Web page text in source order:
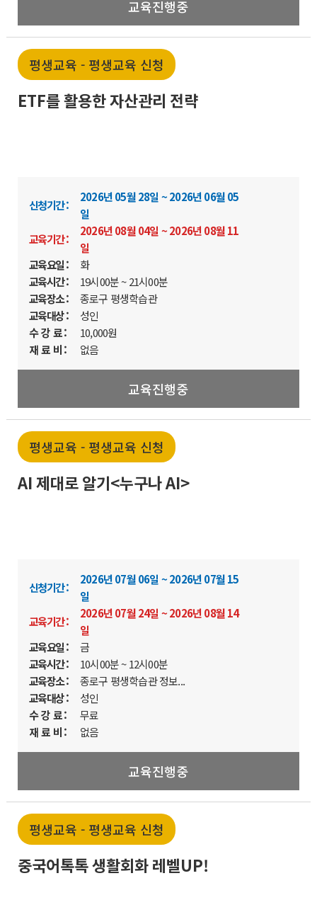
교육진행중
평생교육 - 평생교육 신청
ETF를 활용한 자산관리 전략
신청기간 :
2026년 05월 28일 ~ 2026년 06월 05
일
교육기간 :
2026년 08월 04일 ~ 2026년 08월 11
일
교육요일 :
화
교육시간 :
19시00분 ~ 21시00분
교육장소 :
종로구 평생학습관
교육대상 :
성인
수 강 료 :
10,000원
재 료 비 :
없음
교육진행중
평생교육 - 평생교육 신청
AI 제대로 알기<누구나 AI>
신청기간 :
2026년 07월 06일 ~ 2026년 07월 15
일
교육기간 :
2026년 07월 24일 ~ 2026년 08월 14
일
교육요일 :
금
교육시간 :
10시00분 ~ 12시00분
교육장소 :
종로구 평생학습관 정보...
교육대상 :
성인
수 강 료 :
무료
재 료 비 :
없음
교육진행중
평생교육 - 평생교육 신청
중국어톡톡 생활회화 레벨UP!